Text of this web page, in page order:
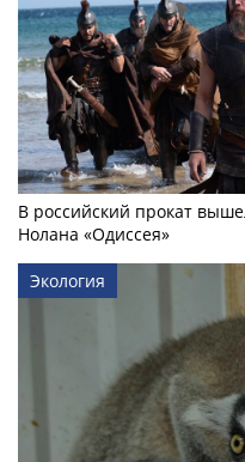
В российский прокат
Нолана «Одиссея»
Экология